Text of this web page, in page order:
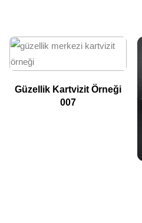
Güzellik Kartvizit Örneği
007